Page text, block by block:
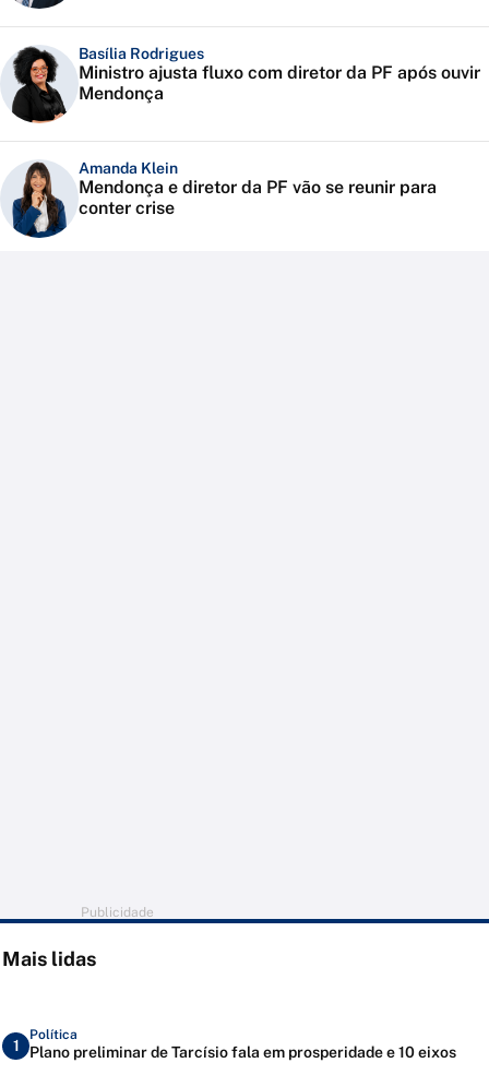
Basília Rodrigues
Ministro ajusta fluxo com diretor da PF após ouvir
Mendonça
Amanda Klein
Mendonça e diretor da PF vão se reunir para
conter crise
Publicidade
Mais lidas
1
Política
Plano preliminar de Tarcísio fala em prosperidade e 10 eixos